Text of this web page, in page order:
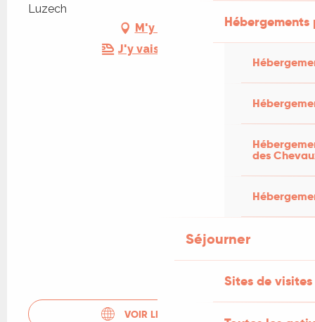
des
Séjourner
Sites de visites
Luzech
M'y rendre
J'y vais en train !
VOIR LES SITES WEB